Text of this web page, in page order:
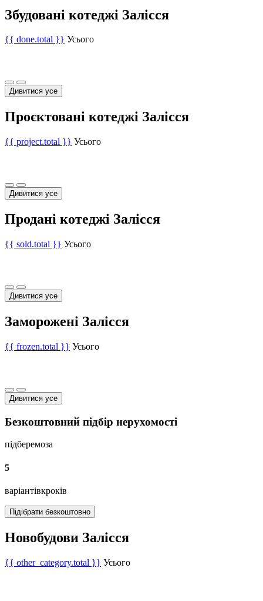
Збудовані котеджі Залісся
{{ done.total }} Усього
Дивитися усе
Проєктовані котеджі Залісся
{{ project.total }} Усього
Дивитися усе
Продані котеджі Залісся
{{ sold.total }} Усього
Дивитися усе
Заморожені Залісся
{{ frozen.total }} Усього
Дивитися усе
Безкоштовний підбір нерухомості
підберемоза
5
варіантівкроків
Підібрати безкоштовно
Новобудови Залісся
{{ other_category.total }} Усього